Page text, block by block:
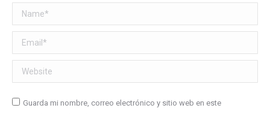
Name *
Email *
Website
Guarda mi nombre, correo electrónico y sitio web en este